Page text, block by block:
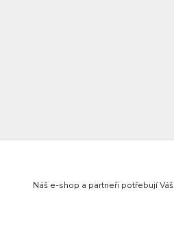
Náš e-shop a partneři potřebují Váš